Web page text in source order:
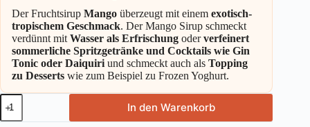
Der Fruchtsirup Mango überzeugt mit einem exotisch-
tropischem Geschmack. Der Mango Sirup schmeckt
verdünnt mit Wasser als Erfrischung oderverfeinert
sommerliche Spritzgetränke und Cocktails wie Gin
Tonic oder Daiquiri und schmeckt auch als Topping
zu Desserts wie zum Beispiel zu Frozen Yoghurt.
Mautner
Markhof
Fruchtsirup
In den Warenkorb